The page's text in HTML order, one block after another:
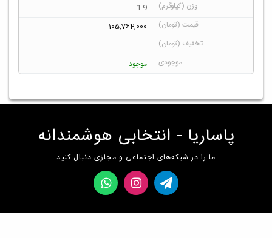
1.9
105,764,000
-
موجود
پاساریا - انتخابی هوشمندانه
ما را در شبکه‌های اجتماعی و مجازی دنبال کنید